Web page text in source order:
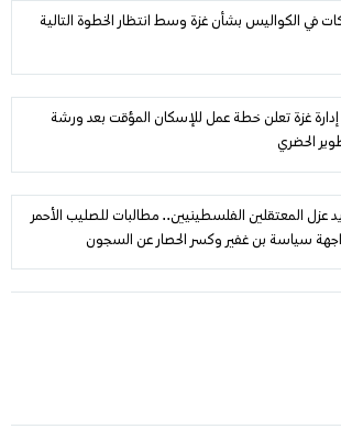
في الكواليس بشأن غزة وسط انتظار الخطوة التالية
إدارة غزة تعلن خطة عمل للإسكان المؤقت بعد ورشة
الحضري
عزل المعتقلين الفلسطينيين.. مطالبات للصليب الأحمر
سياسة بن غفير وكسر الحصار عن السجون